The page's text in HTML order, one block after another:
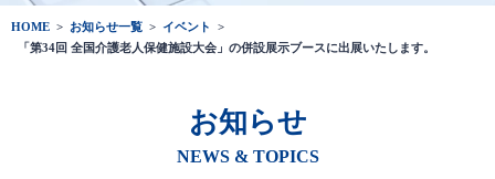
HOME > お知らせ一覧 > イベント
>
「第34回 全国介護老人保健施設大会」の併設展示ブースに出展いたします。
お知らせ
NEWS & TOPICS